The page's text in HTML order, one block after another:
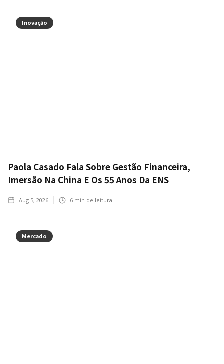
Inovação
Paola Casado Fala Sobre Gestão Financeira,
Imersão Na China E Os 55 Anos Da ENS
Aug 5, 2026 6 min de leitura
Mercado